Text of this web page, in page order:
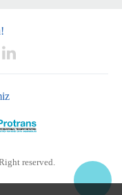
reserved.